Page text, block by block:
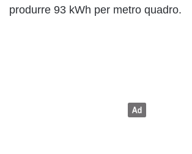
produrre 93 kWh per metro quadro.